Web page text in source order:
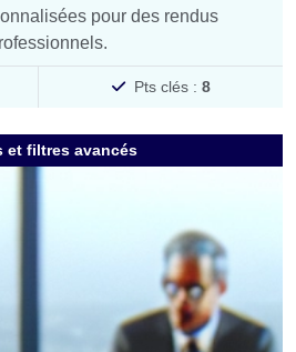
pour des rendus
Pts clés : 8
et filtres avancés